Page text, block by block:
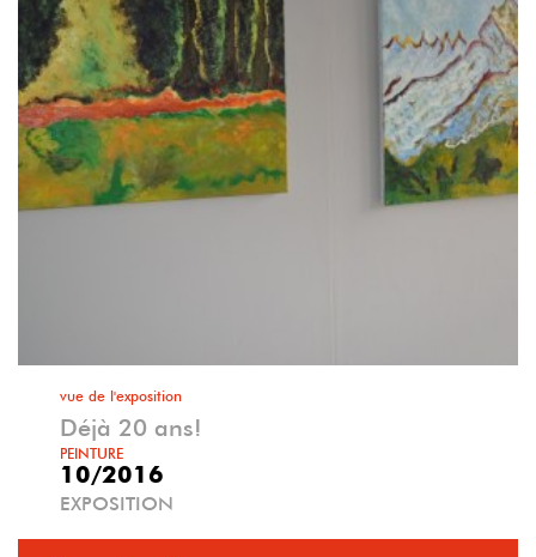
vue de l'exposition
Déjà 20 ans!
PEINTURE
10/2016
EXPOSITION